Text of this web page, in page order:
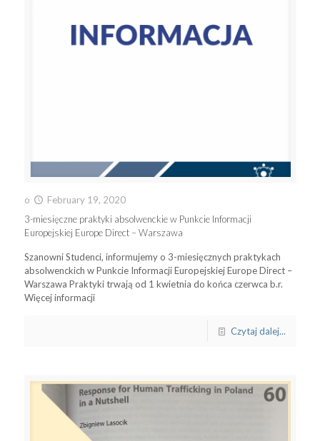
o
February 19, 2020
3-miesięczne praktyki absolwenckie w Punkcie Informacji
Europejskiej Europe Direct – Warszawa
Szanowni Studenci, informujemy o 3-miesięcznych praktykach
absolwenckich w Punkcie Informacji Europejskiej Europe Direct –
Warszawa Praktyki trwają od 1 kwietnia do końca czerwca b.r.
Więcej informacji
Czytaj dalej...